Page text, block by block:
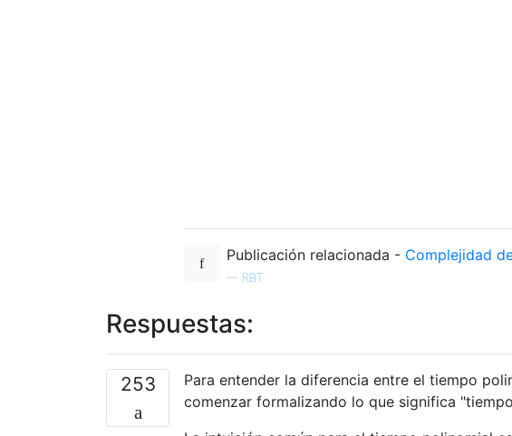
Publicación relacionada - Complejidad
— RBT
Respuestas:
253
Para entender la diferencia entre el tiempo
comenzar formalizando lo que significa